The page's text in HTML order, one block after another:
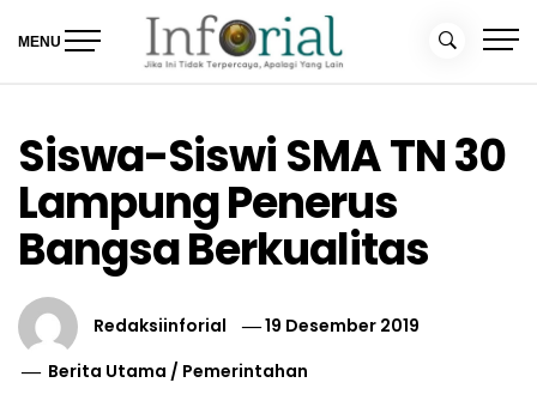
MENU
Siswa-Siswi SMA TN 30
Lampung Penerus
Bangsa Berkualitas
Redaksiinforial
19 Desember 2019
Berita Utama / Pemerintahan